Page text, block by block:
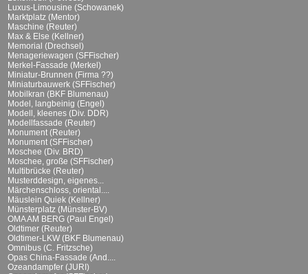
Luxus-Limousine (Schowanek)
Marktplatz (Mentor)
Maschine (Reuter)
Max & Else (Kellner)
Memorial (Drechsel)
Menageriewagen (SFFischer)
Merkel-Fassade (Merkel)
Miniatur-Brunnen (Firma ??)
Miniaturbauwerk (SFFischer)
Mobilkran (BKF Blumenau)
Model, langbeinig (Engel)
Modell, kleenes (Div. DDR)
Modellfassade (Reuter)
Monument (Reuter)
Monument (SFFischer)
Moschee (Div. BRD)
Moschee, große (SFFischer)
Multibrücke (Reuter)
Musterddesign, eigenes...
Märchenschloss, oriental....
Mäuslein Quiek (Kellner)
Münsterplatz (Münster-BV)
OMA AM BERG (Paul Engel)
Oldtimer (Reuter)
Oldtimer-LKW (BKF Blumenau)
Omnibus (C. Fritzsche)
Opas China-Fassade (And....
Ozeandampfer (JURI)